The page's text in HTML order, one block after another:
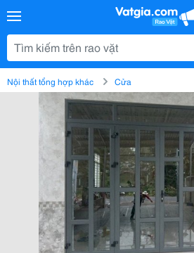
Nội thất tổng hợp khác Cửa